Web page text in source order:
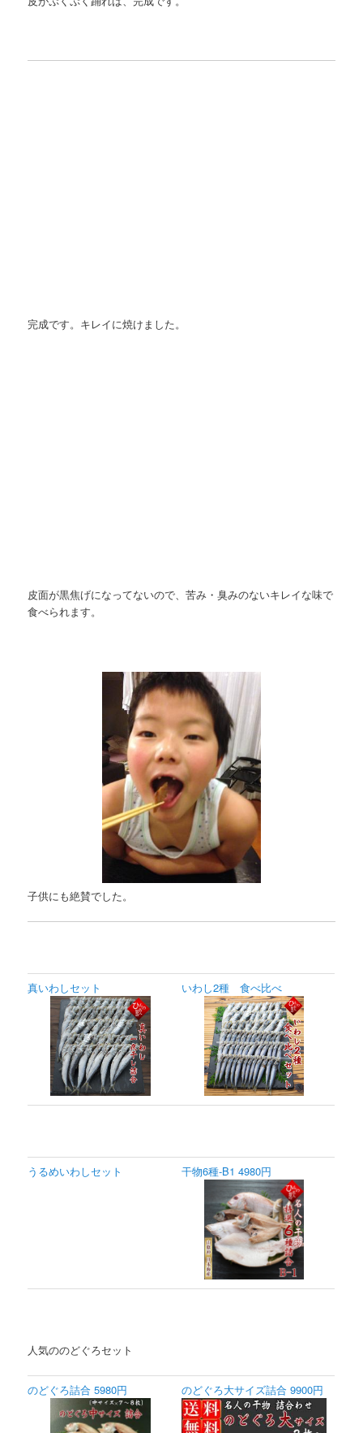
完成です。キレイに焼けました。
皮面が黒焦げになってないので、苦み・臭みのないキレイな味で
食べられます。
子供にも絶賛でした。
真いわしセット いわし2種 食べ比べ
うるめいわしセット 干物6種-B1 4980円
人気ののどぐろセット
のどぐろ詰合 5980円 のどぐろ大サイズ詰合 9900円